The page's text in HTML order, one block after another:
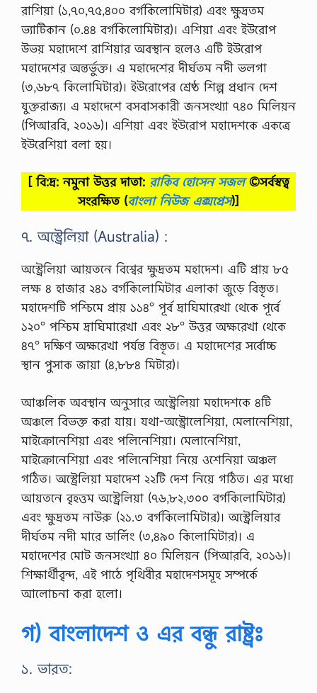
রাশিয়া (১,৭০,৭৫,৪০০ বর্গকিলোমিটার) এবং ক্ষুদ্রতম
ভ্যাটিকান (০.৪৪ বর্গকিলোমিটার)। এশিয়া এবং ইউরোপ
উভয় মহাদেশে রাশিয়ার অবস্থান হলেও এটি ইউরোপ
মহাদেশের অন্তর্ভুক্ত। এ মহাদেশের দীর্ঘতম নদী ভলগা
(৩,৬৮৭ কিলোমিটার)। ইউরোপের শ্রেষ্ঠ শিল্প প্রধান দেশ
যুক্তরাজ্য। এ মহাদেশে বসবাসকারী জনসংখ্যা ৭৪০ মিলিয়ন
(পিআরবি, ২০১৬)। এশিয়া এবং ইউরোপ মহাদেশকে একত্রে
ইউরেশিয়া বলা হয়।
[ বি:দ্র: নমুনা উত্তর দাতা: রাকিব হোসেন সজল©সর্বস্বত্ব
সংরক্ষিত (বাংলা নিউজ এক্সপ্রেস)]
৭. অস্ট্রেলিয়া (Australia) :
অস্ট্রেলিয়া আয়তনে বিশ্বের ক্ষুদ্রতম মহাদেশ। এটি প্রায় ৮৫
লক্ষ ৪ হাজার ২৪১ বর্গকিলোমিটার এলাকা জুড়ে বিস্তৃত।
মহাদেশটি পশ্চিমে প্রায় ১১৪° পূর্ব দ্রাঘিমারেখা থেকে পূর্বে
১২০° পশ্চিম দ্রাঘিমারেখা এবং ২৮° উত্তর অক্ষরেখা থেকে
৪৭° দক্ষিণ অক্ষরেখা পর্যন্ত বিস্তৃত। এ মহাদেশের সর্বোচ্চ
স্থান পুসাক জায়া (৪,৮৮৪ মিটার)।
আঞ্চলিক অবস্থান অনুসারে অস্ট্রেলিয়া মহাদেশকে ৪টি
অঞ্চলে বিভক্ত করা যায়। যথা-অস্ট্রোলেশিয়া, মেলানেশিয়া,
মাইক্রোনেশিয়া এবং পলিনেশিয়া। মেলানেশিয়া,
মাইক্রোনেশিয়া এবং পলিনেশিয়া নিয়ে ওশেনিয়া অঞ্চল
গঠিত। অস্ট্রেলিয়া মহাদেশ ২২টি দেশ নিয়ে গঠিত। এর মধ্যে
আয়তনে বৃহত্তম অস্ট্রেলিয়া (৭৬,৮২,৩০০ বর্গকিলোমিটার)
এবং ক্ষুদ্রতম নাউরু (২১.৩ বর্গকিলোমিটার)। অস্ট্রেলিয়ার
দীর্ঘতম নদী মারে ডার্লিং (৩,৪৯০ কিলোমিটার)। এ
মহাদেশের মোট জনসংখ্যা ৪০ মিলিয়ন (পিআরবি, ২০১৬)।
শিক্ষার্থীবৃন্দ, এই পাঠে পৃথিবীর মহাদেশসমূহ সম্পর্কে
আলোচনা করা হলো।
গ) বাংলাদেশ ও এর বন্ধু রাষ্ট্রঃ
১. ভারত: